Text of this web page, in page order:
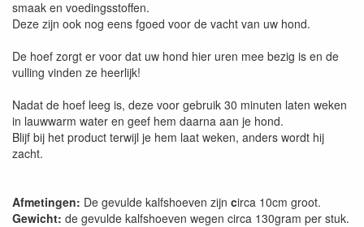
smaak en voedingsstoffen.
Deze zijn ook nog eens fgoed voor de vacht van uw hond.
De hoef zorgt er voor dat uw hond hier uren mee bezig is en de
vulling vinden ze heerlijk!
Nadat de hoef leeg is, deze voor gebruik 30 minuten laten weken
in lauwwarm water en geef hem daarna aan je hond.
Blijf bij het product terwijl je hem laat weken, anders wordt hij
zacht.
Afmetingen: De gevulde kalfshoeven zijn circa 10cm groot.
Gewicht: de gevulde kalfshoeven wegen circa 130gram per stuk.